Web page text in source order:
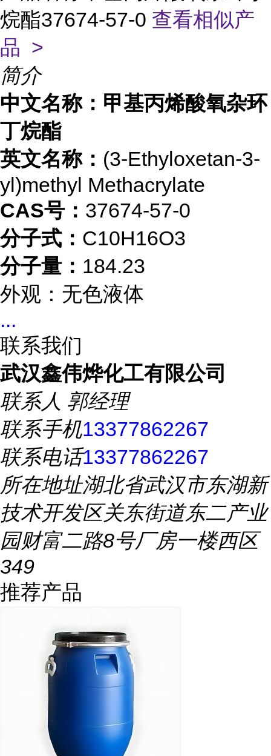
烷酯37674-57-0 查看相似产
品 >
简介
中文名称：甲基丙烯酸氧杂环
丁烷酯
英文名称： (3-Ethyloxetan-3-
yl)methyl Methacrylate
CAS号： 37674-57-0
分子式： C10H16O3
分子量： 184.23
外观：无色液体
...
联系我们
武汉鑫伟烨化工有限公司
联系人 郭经理
联系手机13377862267
联系电话13377862267
所在地址湖北省武汉市东湖新
技术开发区关东街道东二产业
园财富二路8号厂房一楼西区
349
推荐产品